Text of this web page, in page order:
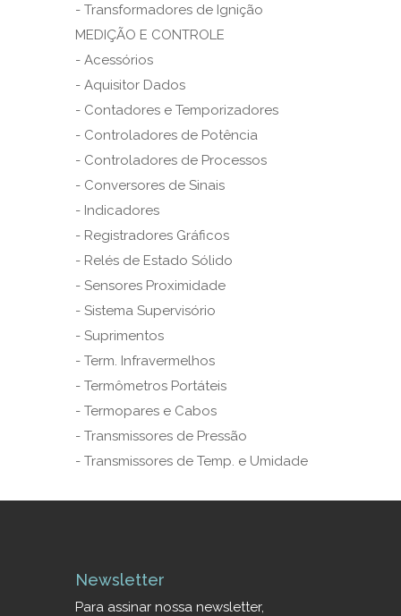
- Transformadores de Ignição
MEDIÇÃO E CONTROLE
- Acessórios
- Aquisitor Dados
- Contadores e Temporizadores
- Controladores de Potência
- Controladores de Processos
- Conversores de Sinais
- Indicadores
- Registradores Gráficos
- Relés de Estado Sólido
- Sensores Proximidade
- Sistema Supervisório
- Suprimentos
- Term. Infravermelhos
- Termômetros Portáteis
- Termopares e Cabos
- Transmissores de Pressão
- Transmissores de Temp. e Umidade
Newsletter
Para assinar nossa newsletter,